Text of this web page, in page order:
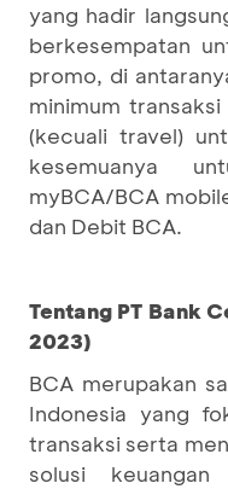
yang hadir
berkesempatan
promo, di
minimum
(kecuali travel)
kesemuanya
myBCA/BCA
dan Debit BCA.
Tentang PT Bank
2023)
BCA merupakan
Indonesia yang
transaksi serta
solusi